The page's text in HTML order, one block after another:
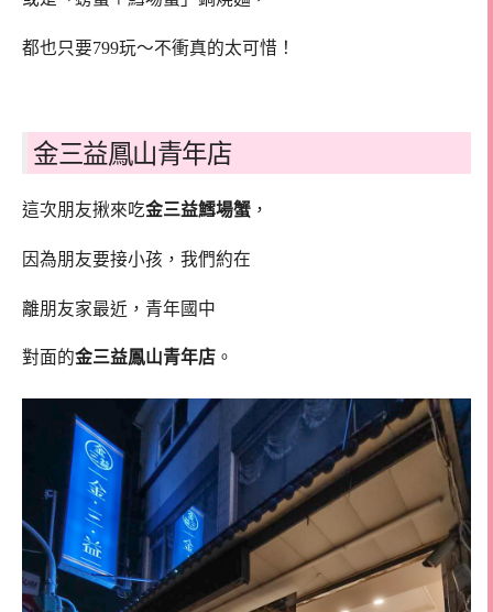
都也只要799玩～不衝真的太可惜！
金三益鳳山青年店
這次朋友揪來吃金三益鱈場蟹 ，
因為朋友要接小孩，我們約在
離朋友家最近，青年國中
對面的金三益鳳山青年店 。